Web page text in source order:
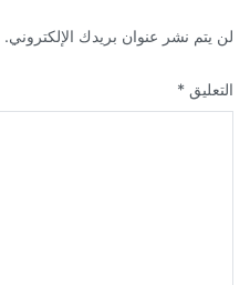
لن يتم نشر عنوان بريدك الإلكتروني.
التعليق *